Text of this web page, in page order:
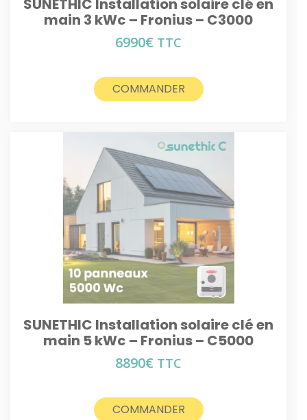
SUNETHIC Installation solaire clé en
main 3 kWc – Fronius – C3000
6990€ TTC
COMMANDER
SUNETHIC Installation solaire clé en
main 5 kWc – Fronius – C5000
8890€ TTC
COMMANDER